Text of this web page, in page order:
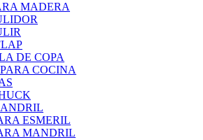
MADERA
DE COPA
COCINA
ESMERIL
MANDRIL